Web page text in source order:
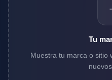
Tu
Muestra tu marca o sitio